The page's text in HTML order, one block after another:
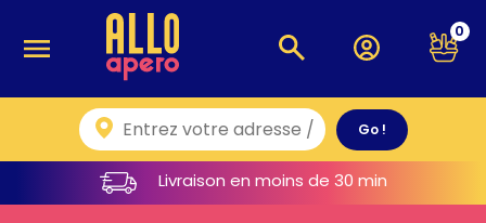
0
Livraison en moins de 30 min